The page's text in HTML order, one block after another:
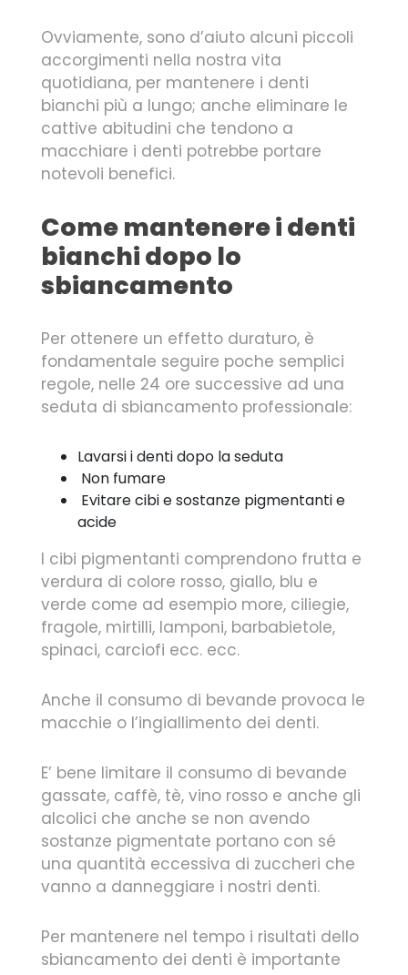
Ovviamente, sono d’aiuto alcuni piccoli
accorgimenti nella nostra vita
quotidiana, per mantenere i denti
bianchi più a lungo; anche eliminare le
cattive abitudini che tendono a
macchiare i denti potrebbe portare
notevoli benefici.
Come mantenere i denti
bianchi dopo lo
sbiancamento
Per ottenere un effetto duraturo, è
fondamentale seguire poche semplici
regole, nelle 24 ore successive ad una
seduta di sbiancamento professionale:
Lavarsi i denti dopo la seduta
Non fumare
Evitare cibi e sostanze pigmentanti e
acide
I cibi pigmentanti comprendono frutta e
verdura di colore rosso, giallo, blu e
verde come ad esempio more, ciliegie,
fragole, mirtilli, lamponi, barbabietole,
spinaci, carciofi ecc. ecc.
Anche il consumo di bevande provoca le
macchie o l’ingiallimento dei denti.
E’ bene limitare il consumo di bevande
gassate, caffè, tè, vino rosso e anche gli
alcolici che anche se non avendo
sostanze pigmentate portano con sé
una quantità eccessiva di zuccheri che
vanno a danneggiare i nostri denti.
Per mantenere nel tempo i risultati dello
sbiancamento dei denti è importante